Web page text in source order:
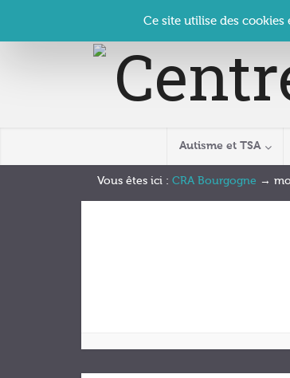
Contact Se connecter |
Autisme et TSA
Vous êtes ici : CRA Bourgogne →
Ce site utilise des